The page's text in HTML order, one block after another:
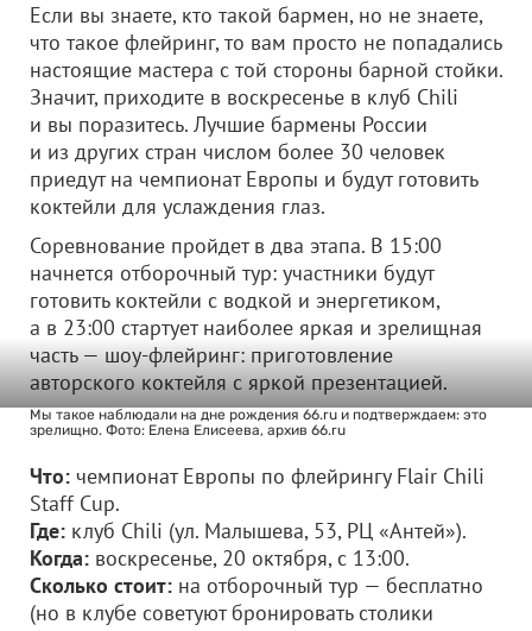
Если вы знаете, кто такой бармен, но не знаете,
что такое флейринг, то вам просто не попадались
настоящие мастера с той стороны барной стойки.
Значит, приходите в воскресенье в клуб Chili
и вы поразитесь. Лучшие бармены России
и из других стран числом более 30 человек
приедут на чемпионат Европы и будут готовить
коктейли для услаждения глаз.
Соревнование пройдет в два этапа. В 15:00
начнется отборочный тур: участники будут
готовить коктейли с водкой и энергетиком,
а в 23:00 стартует наиболее яркая и зрелищная
часть — шоу-флейринг: приготовление
авторского коктейля с яркой презентацией.
Мы такое наблюдали на дне рождения 66.ru и подтверждаем: это
зрелищно. Фото: Елена Елисеева, архив 66.ru
Что: чемпионат Европы по флейрингу Flair Chili
Staff Cup.
Где: клуб Chili (ул. Малышева, 53, РЦ «Антей»).
Когда: воскресенье, 20 октября, с 13:00.
Сколько стоит: на отборочный тур — бесплатно
(но в клубе советуют бронировать столики